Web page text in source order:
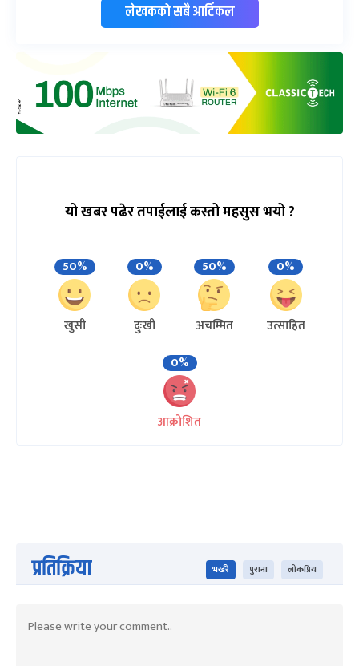
लेखकको सबै आर्टिकल
यो खबर पढेर तपाईलाई कस्तो महसुस भयो ?
50%
खुसी
0%
दुःखी
50%
अचम्मित
0%
उत्साहित
0%
आक्रोशित
प्रतिक्रिया भर्खरै पुराना लोकप्रिय